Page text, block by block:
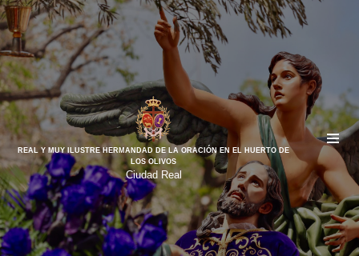
Saltar
al
contenido
REAL Y MUY ILUSTRE HERMANDAD DE LA ORACIÓN EN EL HUERTO DE
LOS OLIVOS
Ciudad Real